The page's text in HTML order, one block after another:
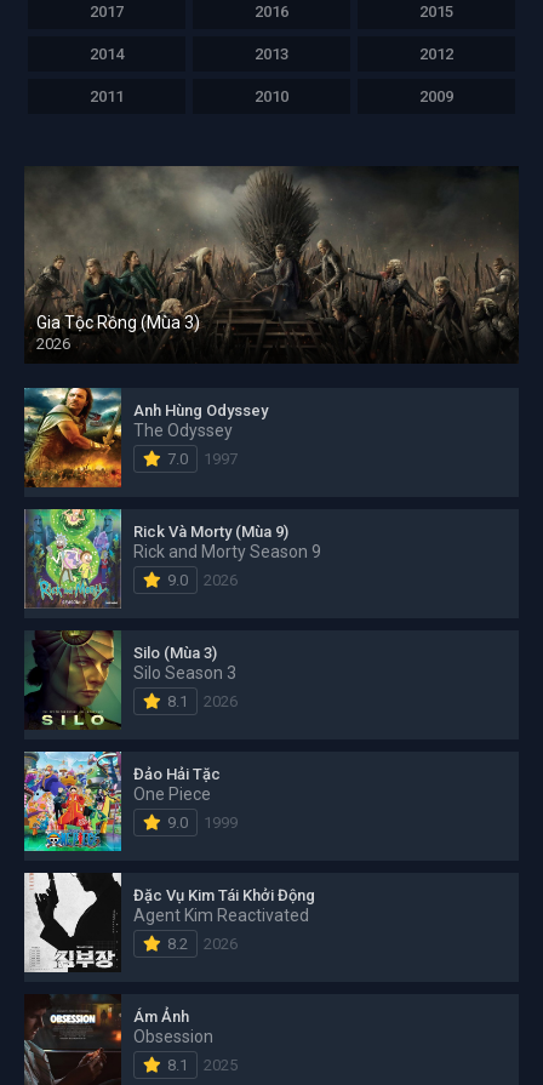
2017 2016 2015
2014 2013 2012
2011 2010 2009
Gia Tộc Rồng (Mùa 3)
2026
Anh Hùng Odyssey
The Odyssey
7.0 1997
Rick Và Morty (Mùa 9)
Rick and Morty Season 9
9.0 2026
Silo (Mùa 3)
Silo Season 3
8.1 2026
Đảo Hải Tặc
One Piece
9.0 1999
Đặc Vụ Kim Tái Khởi Động
Agent Kim Reactivated
8.2 2026
Ám Ảnh
Obsession
8.1 2025